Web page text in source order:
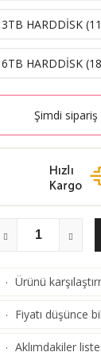
3TB HARDDİSK (
6TB HARDDİSK (
Şimdi
· Ürünü
· Fiyatı düşünce
· Aklımdakiler